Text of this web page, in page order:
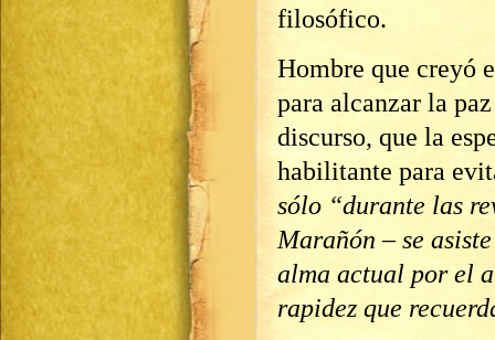
filosófico.
Hombre que creyó
para alcanzar la
discurso, que la
habilitante para
sólo “durante las
Marañón – se
alma actual por el
rapidez que